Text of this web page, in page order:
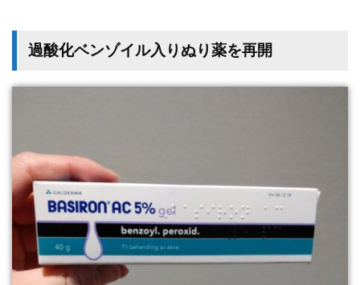
過酸化ベンゾイル入りぬり薬を再開